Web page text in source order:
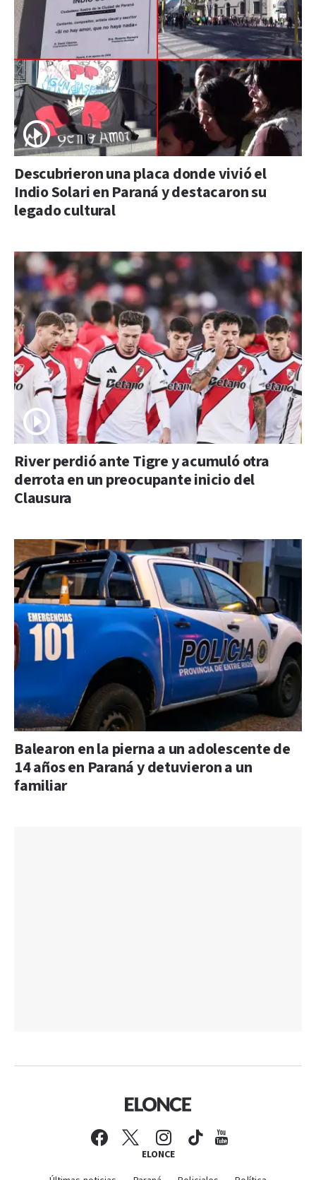
Descubrieron una placa donde vivió el
Indio Solari en Paraná y destacaron su
legado cultural
River perdió ante Tigre y acumuló otra
derrota en un preocupante inicio del
Clausura
Balearon en la pierna a un adolescente de
14 años en Paraná y detuvieron a un
familiar
ELONCE